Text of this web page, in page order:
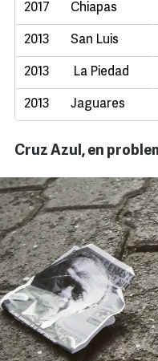
2017 Chiapas
2013 San Luis
2013 La Piedad
2013 Jaguares
Cruz Azul, en